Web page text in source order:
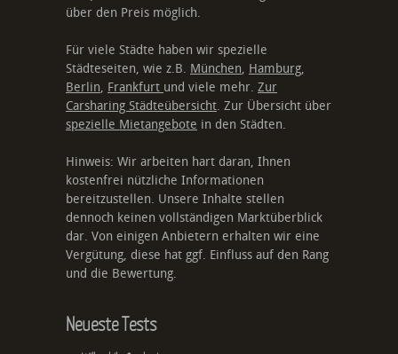
über den Preis möglich.
Für viele Städte haben wir spezielle
Städteseiten, wie z.B. München, Hamburg,
Berlin, Frankfurt und viele mehr. Zur
Carsharing Städteübersicht. Zur Übersicht über
spezielle Mietangebote in den Städten.
Hinweis: Wir arbeiten hart daran, Ihnen
kostenfrei nützliche Informationen
bereitzustellen. Unsere Inhalte stellen
dennoch keinen vollständigen Marktüberblick
dar. Von einigen Anbietern erhalten wir eine
Vergütung, diese hat ggf. Einfluss auf den Rang
und die Bewertung.
Neueste Tests